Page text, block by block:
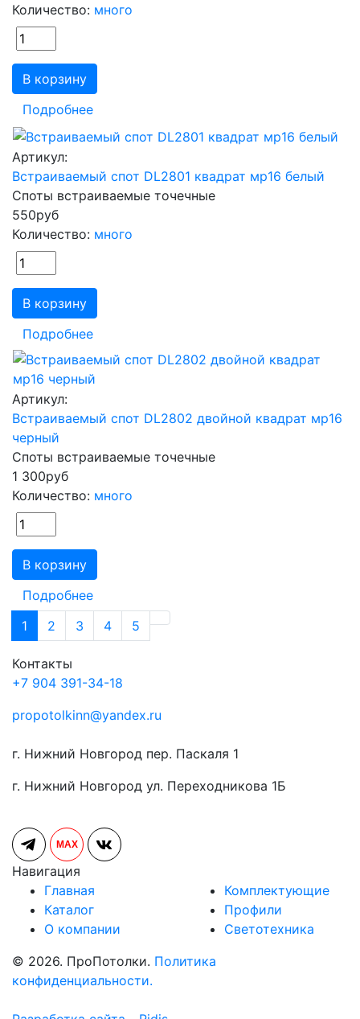
Количество: много
В корзину
Подробнее
Артикул:
Встраиваемый спот DL2801 квадрат мр16 белый
Споты встраиваемые точечные
550руб
Количество: много
В корзину
Подробнее
Артикул:
Встраиваемый спот DL2802 двойной квадрат мр16
черный
Споты встраиваемые точечные
1 300руб
Количество: много
В корзину
Подробнее
1
2 3 4 5
Контакты
+7 904 391-34-18
propotolkinn@yandex.ru
г. Нижний Новгород пер. Паскаля 1
г. Нижний Новгород ул. Переходникова 1Б
MAX
Навигация
Главная
Каталог
О компании
Комплектующие
Профили
Светотехника
© 2026. ПроПотолки. Политика
конфиденциальности.